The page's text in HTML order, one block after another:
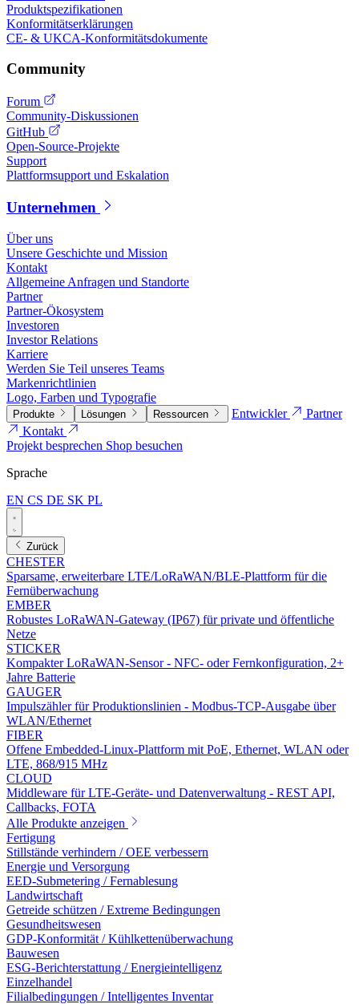
Produktspezifikationen
Konformitätserklärungen
CE- & UKCA-Konformitätsdokumente
Community
Forum
Community-Diskussionen
GitHub
Open-Source-Projekte
Support
Plattformsupport und Eskalation
Unternehmen
Über uns
Unsere Geschichte und Mission
Kontakt
Allgemeine Anfragen und Standorte
Partner
Partner-Ökosystem
Investoren
Investor Relations
Karriere
Werden Sie Teil unseres Teams
Markenrichtlinien
Logo, Farben und Typografie
Produkte Lösungen Ressourcen Entwickler
Partner
Kontakt
Projekt besprechen Shop besuchen
Sprache
EN CS DE SK PL
Zurück
CHESTER
Sparsame, erweiterbare LTE/LoRaWAN/BLE-Plattform für die
Fernüberwachung
EMBER
Robustes LoRaWAN-Gateway (IP67) für private und öffentliche
Netze
STICKER
Kompakter LoRaWAN-Sensor - NFC- oder Fernkonfiguration, 2+
Jahre Batterie
GAUGER
Impulszähler für Produktionslinien - Modbus-TCP-Ausgabe über
WLAN/Ethernet
FIBER
Offene Embedded-Linux-Plattform mit PoE, Ethernet, WLAN oder
LTE, 868/915 MHz
CLOUD
Middleware für LTE-Geräte- und Datenverwaltung - REST API,
Callbacks, FOTA
Alle Produkte anzeigen
Fertigung
Stillstände verhindern / OEE verbessern
Energie und Versorgung
EED-Submetering / Fernablesung
Landwirtschaft
Getreide schützen / Extreme Bedingungen
Gesundheitswesen
GDP-Konformität / Kühlkettenüberwachung
Bauwesen
ESG-Berichterstattung / Energieintelligenz
Einzelhandel
Filialbedingungen / Intelligentes Inventar